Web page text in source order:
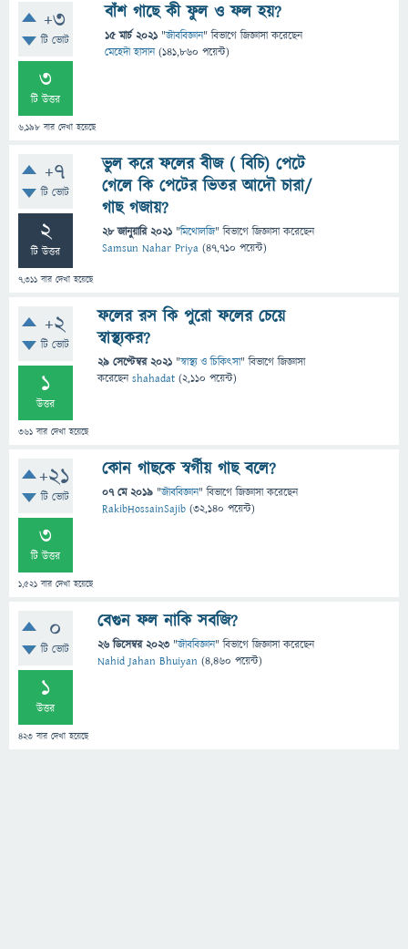
+3
টি ভোট
3
টি উত্তর
6,198 বার দেখা হয়েছে
বাঁশ গাছে কী ফুল ও ফল হয়?
15 মার্চ 2021 "জীববিজ্ঞান" বিভাগে জিজ্ঞাসাকরেছেন
মেহেদী হাসান (141,860 পয়েন্ট)
+7
টি ভোট
2
টি উত্তর
7,311 বার দেখা হয়েছে
ভুল করে ফলের বীজ ( বিচি) পেটে
গেলে কি পেটের ভিতর আদৌ চারা/
গাছ গজায়?
28 জানুয়ারি 2021 "মিথোলজি" বিভাগে জিজ্ঞাসাকরেছেন
Samsun Nahar Priya (47,710 পয়েন্ট)
+2
টি ভোট
1
উত্তর
361 বার দেখা হয়েছে
ফলের রস কি পুরো ফলের চেয়ে
স্বাস্থ্যকর?
29 সেপ্টেম্বর 2021 "স্বাস্থ্য ও চিকিৎসা" বিভাগে জিজ্ঞাসা
করেছেনshahadat (2,110 পয়েন্ট)
+21
টি ভোট
3
টি উত্তর
1,521 বার দেখা হয়েছে
কোন গাছকে স্বর্গীয় গাছ বলে?
07 মে 2019 "জীববিজ্ঞান" বিভাগে জিজ্ঞাসাকরেছেন
RakibHossainSajib (32,140 পয়েন্ট)
0
টি ভোট
1
উত্তর
423 বার দেখা হয়েছে
বেগুন ফল নাকি সবজি?
26 ডিসেম্বর 2023 "জীববিজ্ঞান" বিভাগে জিজ্ঞাসাকরেছেন
Nahid Jahan Bhuiyan (4,460 পয়েন্ট)